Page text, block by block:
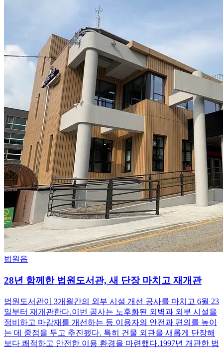
법원읍
28년 함께한 법원도서관, 새 단장 마치고 재개관
법원도서관이 3개월간의 외부 시설 개선 공사를 마치고 6월 23
일부터 재개관한다.이번 공사는 노후화된 외벽과 외부 시설을
정비하고 마감재를 개선하는 등 이용자의 안전과 편의를 높이
는 데 중점을 두고 추진됐다. 특히 건물 외관을 새롭게 단장해
보다 쾌적하고 안전한 이용 환경을 마련했다.1997년 개관한 법